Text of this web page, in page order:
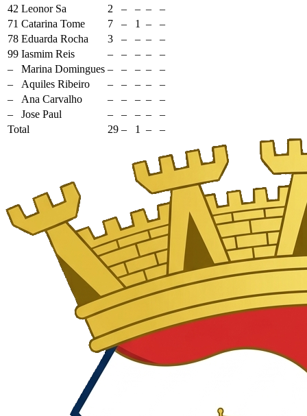
42 Leonor Sa 2 – – –
–
71 Catarina Tome 7 – 1 –
–
78 Eduarda Rocha 3 – – –
–
99 Iasmim Reis – – – –
–
–
Marina Domingues – – – –
–
–
Aquiles Ribeiro – – – –
–
–
Ana Carvalho – – – –
–
–
Jose Paul – – – –
–
Total
29 – 1 – –